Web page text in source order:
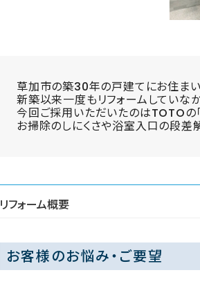
草加市の築30年の戸建てにお住ま
新築以来一度もリフォームしていな
今回ご採用いただいたのはTOTOの「
お掃除のしにくさや浴室入口の段差
リフォーム概要
お客様のお悩み・ご要望